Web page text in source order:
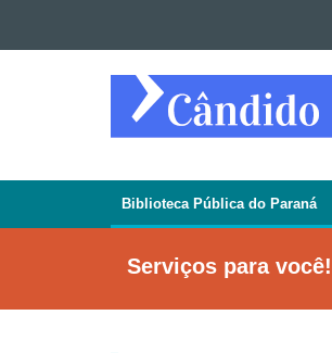
Ir para a navegaçãoREVISTA
CÂNDIDO
Navegação
Jornal
Biblioteca Pública do Paraná
Serviços para você!